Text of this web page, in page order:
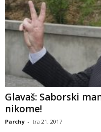
Glavaš: Saborski
nikome!
Parchy - tra 21, 2017